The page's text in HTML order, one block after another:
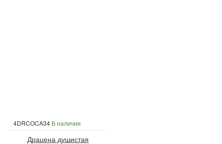
4DRCOCA34 В наличии
Драцена душистая